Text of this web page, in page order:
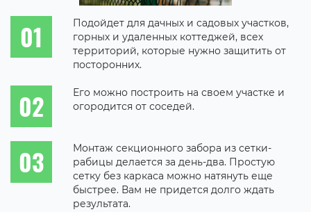
Подойдет для дачных и садовых участков,
горных и удаленных коттеджей, всех
территорий, которые нужно защитить от
посторонних.
Его можно построить на своем участке и
огородится от соседей.
Монтаж секционного забора из сетки-
рабицы делается за день-два. Простую
сетку без каркаса можно натянуть еще
быстрее. Вам не придется долго ждать
результата.